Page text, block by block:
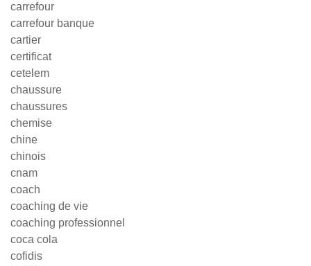
carrefour
carrefour banque
cartier
certificat
cetelem
chaussure
chaussures
chemise
chine
chinois
cnam
coach
coaching de vie
coaching professionnel
coca cola
cofidis